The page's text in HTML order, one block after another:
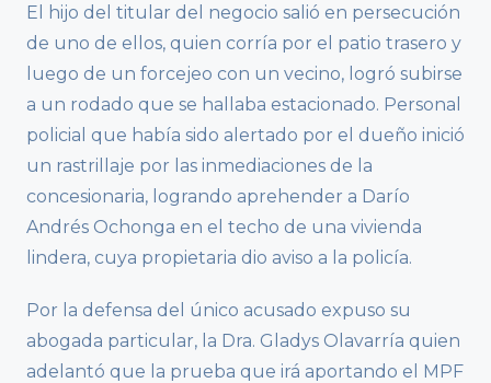
El hijo del titular del negocio salió en persecución
de uno de ellos, quien corría por el patio trasero y
luego de un forcejeo con un vecino, logró subirse
a un rodado que se hallaba estacionado. Personal
policial que había sido alertado por el dueño inició
un rastrillaje por las inmediaciones de la
concesionaria, logrando aprehender a Darío
Andrés Ochonga en el techo de una vivienda
lindera, cuya propietaria dio aviso a la policía.
Por la defensa del único acusado expuso su
abogada particular, la Dra. Gladys Olavarría quien
adelantó que la prueba que irá aportando el MPF